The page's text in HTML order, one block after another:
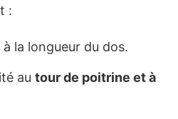
:
la longueur du dos.
au tour de poitrine et à